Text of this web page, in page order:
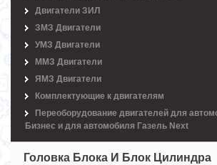
Двигатели ЗИЛ
ЗМЗ Двигатели
УМЗ Двигатели
ММЗ Двигатели
ЯМЗ Двигатели
Комплектующие к двигателям
Переоборудование двигателей для
Бизнес и для автомобиля Газель Next
Головка Блока И Блок Цилиндра